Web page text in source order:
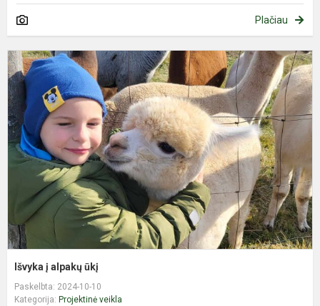
Plačiau
Išvyka į alpakų ūkį
Paskelbta: 2024-10-10
Kategorija: Projektinė veikla